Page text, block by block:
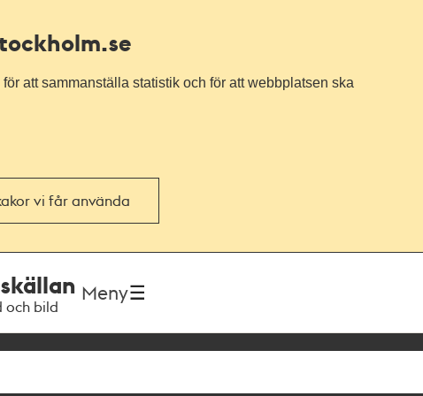
att sammanställa statistik och för att webbplatsen ska
vi får använda
och bild
Meny